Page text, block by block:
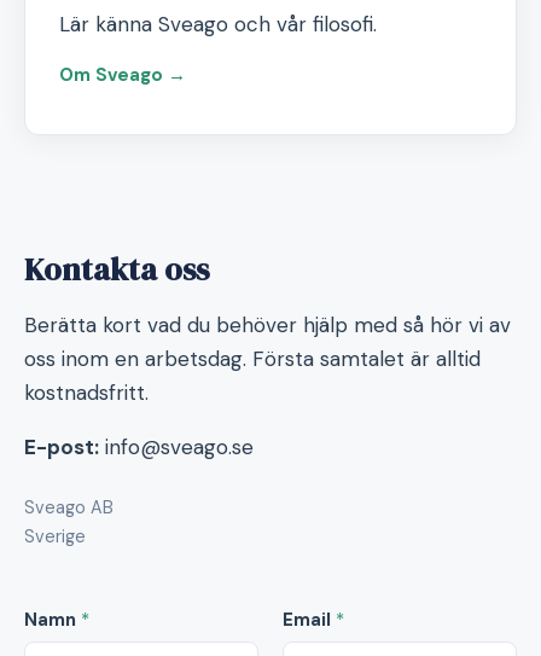
Lär känna Sveago och vår filosofi.
Om Sveago →
Kontakta oss
Berätta kort vad du behöver hjälp med så hör vi av
oss inom en arbetsdag. Första samtalet är alltid
kostnadsfritt.
E-post: info@sveago.se
Sveago AB
Sverige
Namn * Email *